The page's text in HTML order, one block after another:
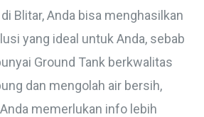
Blitar, Anda bisa menghasilkan
yang ideal untuk Anda, sebab
Ground Tank berkwalitas
dan mengolah air bersih,
memerlukan info lebih